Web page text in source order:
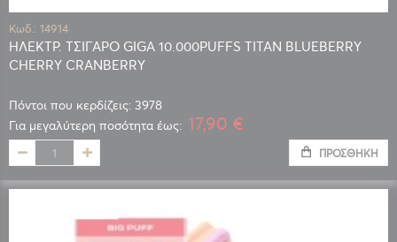
Κωδ.: 14914
ΗΛΕΚΤΡ. ΤΣΙΓΑΡΟ GIGA 10.000PUFFS TITAN BLUEBERRY
CHERRY CRANBERRY
Πόντοι που κερδίζεις: 3978
Για μεγαλύτερη ποσότητα έως: 17,90 €
ΠΡΟΣΘΉΚΗ